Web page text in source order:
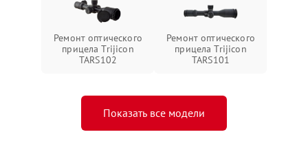
Ремонт оптического
прицела Trijicon
TARS102
Ремонт оптического
прицела Trijicon
TARS101
Показать все модели